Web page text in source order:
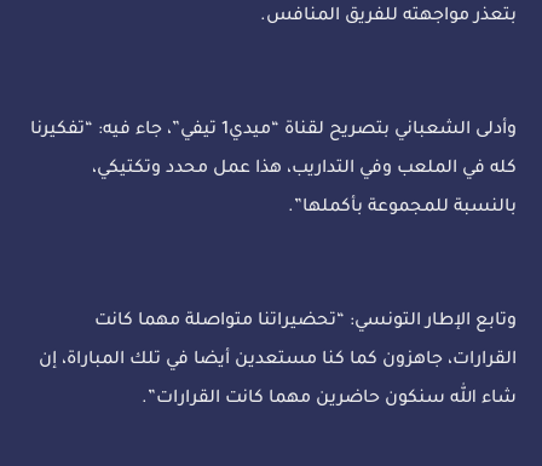
بتعذر مواجهته للفريق المنافس.
وأدلى الشعباني بتصريح لقناة “ميدي1 تيفي”، جاء فيه: “تفكيرنا
كله في الملعب وفي التداريب، هذا عمل محدد وتكتيكي،
بالنسبة للمجموعة بأكملها”.
وتابع الإطار التونسي: “تحضيراتنا متواصلة مهما كانت
القرارات، جاهزون كما كنا مستعدين أيضا في تلك المباراة، إن
شاء الله سنكون حاضرين مهما كانت القرارات”.